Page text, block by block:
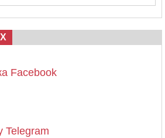
Facebook
Telegram